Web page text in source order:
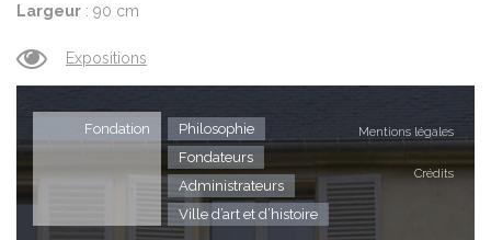
Largeur : 90 cm
Expositions
Mentions légales
Crédits
Fondation
Philosophie
Fondateurs
Administrateurs
Ville d’art et d’histoire